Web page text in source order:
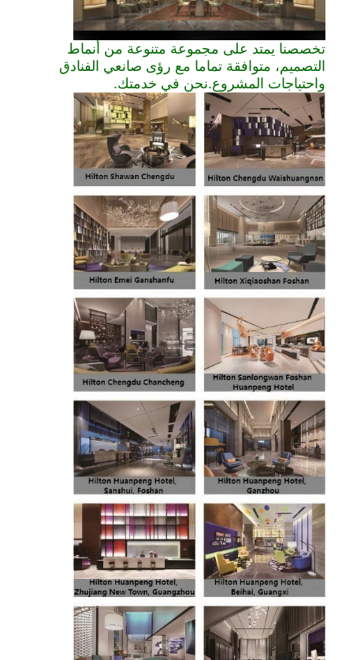
تخصصنا يمتد على مجموعة متنوعة من أنماط
التصميم، متوافقة تماما مع رؤى صانعي الفنادق
واحتياجات المشروع.نحن في خدمتك.